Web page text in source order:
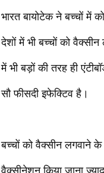
भारत बायोटेक ने बच्चों में
देशों में भी बच्चों को
में भी बड़ों की तरह ही
सौ फीसदी इफेक्टिव है।
बच्चों को वैक्सीन लगवाने के
वैक्सीनेशन किया जाना